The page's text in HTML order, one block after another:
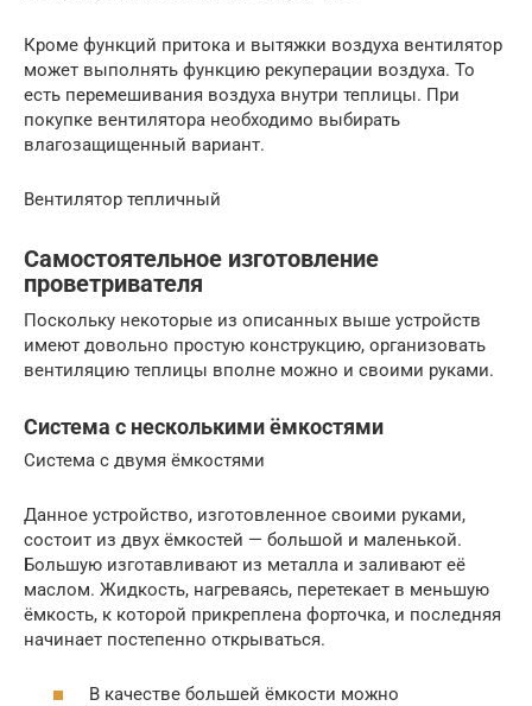
Кроме функций притока и вытяжки воздуха вентилятор
может выполнять функцию рекуперации воздуха. То
есть перемешивания воздуха внутри теплицы. При
покупке вентилятора необходимо выбирать
влагозащищенный вариант.
Вентилятор тепличный
Самостоятельное изготовление
проветривателя
Поскольку некоторые из описанных выше устройств
имеют довольно простую конструкцию, организовать
вентиляцию теплицы вполне можно и своими руками.
Система с несколькими ёмкостями
Система с двумя ёмкостями
Данное устройство, изготовленное своими руками,
состоит из двух ёмкостей — большой и маленькой.
Большую изготавливают из металла и заливают её
маслом. Жидкость, нагреваясь, перетекает в меньшую
ёмкость, к которой прикреплена форточка, и последняя
начинает постепенно открываться.
В качестве большей ёмкости можно